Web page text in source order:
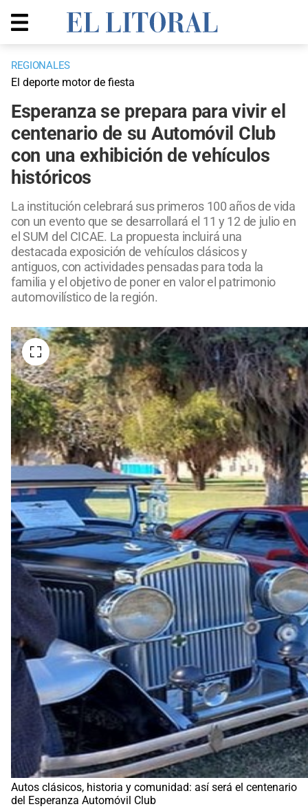
REGIONALES
El deporte motor de fiesta
Esperanza se prepara para vivir el
centenario de su Automóvil Club
con una exhibición de vehículos
históricos
La institución celebrará sus primeros 100 años de vida
con un evento que se desarrollará el 11 y 12 de julio en
el SUM del CICAE. La propuesta incluirá una
destacada exposición de vehículos clásicos y
antiguos, con actividades pensadas para toda la
familia y el objetivo de poner en valor el patrimonio
automovilístico de la región.
Autos clásicos, historia y comunidad: así será el centenario
del Esperanza Automóvil Club